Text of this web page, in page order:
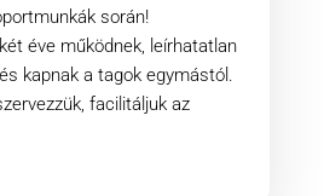
során!
éve működnek, leírhatatlan
kapnak a tagok egymástól.
facilitáljuk az